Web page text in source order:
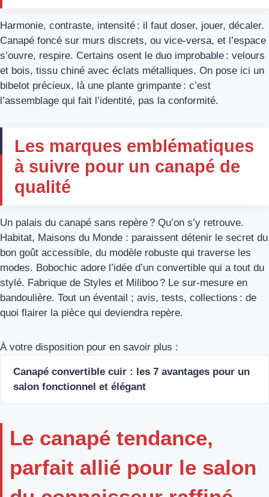
Harmonie, contraste, intensité : il faut doser, jouer, décaler.
Canapé foncé sur murs discrets, ou vice-versa, et l’espace
s’ouvre, respire. Certains osent le duo improbable : velours
et bois, tissu chiné avec éclats métalliques. On pose ici un
bibelot précieux, là une plante grimpante : c’est
l’assemblage qui fait l’identité, pas la conformité.
Les marques emblématiques
à suivre pour un canapé de
qualité
Un palais du canapé sans repère ? Qu’on s’y retrouve.
Habitat, Maisons du Monde : paraissent détenir le secret du
bon goût accessible, du modèle robuste qui traverse les
modes. Bobochic adore l’idée d’un convertible qui a tout du
stylé. Fabrique de Styles et Miliboo ? Le sur-mesure en
bandoulière. Tout un éventail ; avis, tests, collections : de
quoi flairer la pièce qui deviendra repère.
À votre disposition pour en savoir plus :
Canapé convertible cuir : les 7 avantages pour un
salon fonctionnel et élégant
Le canapé tendance,
parfait allié pour le salon